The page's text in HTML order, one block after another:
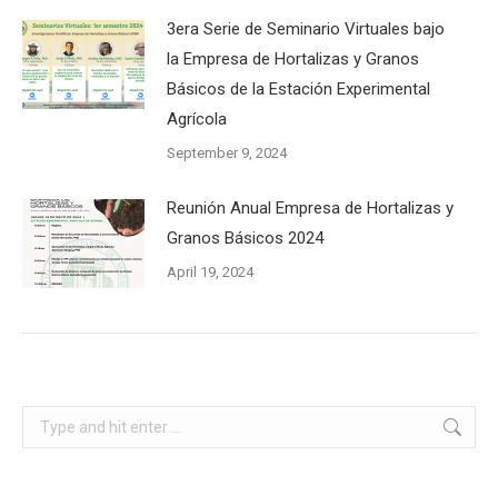
3era Serie de Seminario Virtuales bajo
la Empresa de Hortalizas y Granos
Básicos de la Estación Experimental
Agrícola
September 9, 2024
Reunión Anual Empresa de Hortalizas y
Granos Básicos 2024
April 19, 2024
Search: